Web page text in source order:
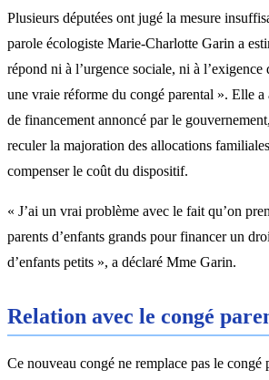
Plusieurs députées ont jugé la mesure
parole écologiste Marie-Charlotte Garin a
répond ni à l’urgence sociale, ni à l’exigence
une vraie réforme du congé parental ». Elle
de financement annoncé par le
reculer la majoration des allocations
compenser le coût du dispositif.
« J’ai un vrai problème avec le fait qu’on
parents d’enfants grands pour financer un
d’enfants petits », a déclaré Mme Garin.
Relation avec le congé
Ce nouveau congé ne remplace pas le congé